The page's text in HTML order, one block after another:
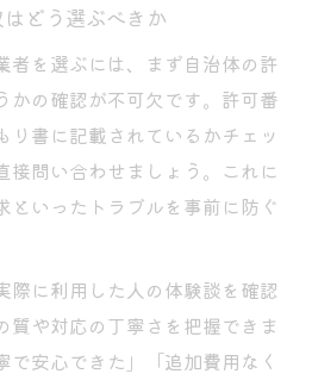
どう選ぶべきか
者を選ぶには、まず自治体の許
かの確認が不可欠です。許可番
り書に記載されているかチェッ
接問い合わせましょう。これに
といったトラブルを事前に防ぐ
際に利用した人の体験談を確認
質や対応の丁寧さを把握できま
で安心できた」「追加費用なく